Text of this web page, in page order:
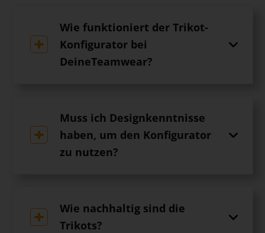
Wie funktioniert der Trikot-
Konfigurator bei
DeineTeamwear?
Muss ich Designkenntnisse
haben, um den Konfigurator
zu nutzen?
Wie nachhaltig sind die
Trikots?